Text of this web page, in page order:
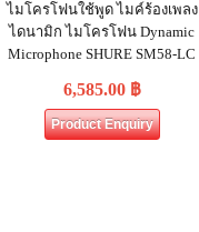
ไมโครโฟนใช้พูด ไมค์ร้องเพลง
ไดนามิก ไมโครโฟน Dynamic
Microphone SHURE SM58-LC
6,585.00 ฿
Product Enquiry